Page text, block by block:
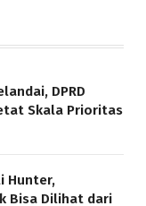
DPRD
Skala Prioritas
Hunter,
Bisa Dilihat dari